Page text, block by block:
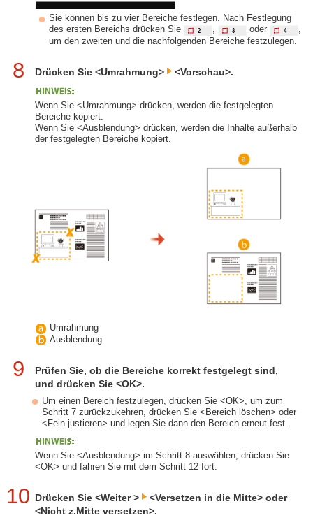
Sie können bis zu vier Bereiche festlegen. Nach Festlegung
des ersten Bereichs drücken Sie
, oder
,
um den zweiten und die nachfolgenden Bereiche festzulegen.
8 Drücken Sie <Umrahmung> <Vorschau>.
Wenn Sie <Umrahmung> drücken, werden die festgelegten
Bereiche kopiert.
Wenn Sie <Ausblendung> drücken, werden die Inhalte außerhalb
der festgelegten Bereiche kopiert.
Umrahmung
Ausblendung
9
Prüfen Sie, ob die Bereiche korrekt festgelegt sind,
und drücken Sie <OK>.
Um einen Bereich festzulegen, drücken Sie <OK>, um zum
Schritt 7 zurückzukehren, drücken Sie <Bereich löschen> oder
<Fein justieren> und legen Sie dann den Bereich erneut fest.
Wenn Sie <Ausblendung> im Schritt 8 auswählen, drücken Sie
<OK> und fahren Sie mit dem Schritt 12 fort.
10 Drücken Sie <Weiter >
<Versetzen in die Mitte> oder
<Nicht z.Mitte versetzen>.